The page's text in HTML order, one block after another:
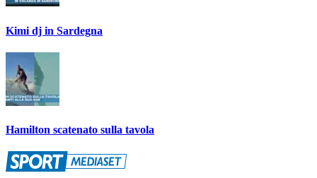
Kimi dj in Sardegna
Hamilton scatenato sulla tavola